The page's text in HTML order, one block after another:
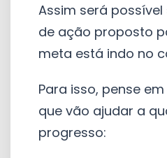
Assim será
de ação proposto
meta está indo no
Para isso, pense
que vão ajudar a
progresso: